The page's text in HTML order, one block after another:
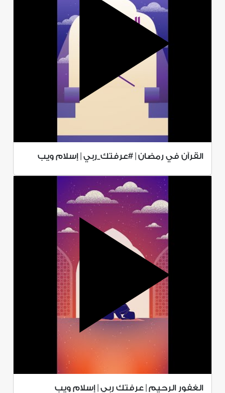
القرآن في رمضان | #عرفتك_ربي | إسلام ويب
الغفور الرحيم | عرفتك ربي | إسلام ويب